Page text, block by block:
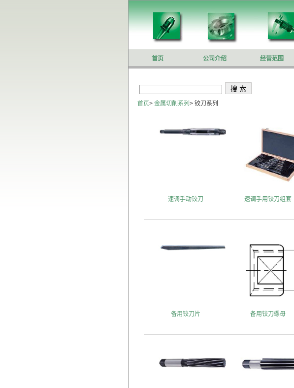
首页 公司介绍 经营范围
首页> 金属切削系列 > 铰刀系列
速调手动铰刀 速调手用铰刀组套
备用铰刀片 备用铰刀螺母